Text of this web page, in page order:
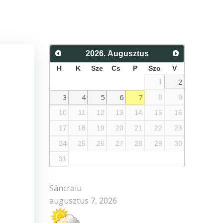
2026. Augusztus
H K Sze Cs P Szo
V
1
2
3
4 5 6 7 8
9
10
11 12 13 14 15
16
17
18 19 20 21 22
23
24
25 26 27 28 29
30
31
Sâncraiu
augusztus 7, 2026